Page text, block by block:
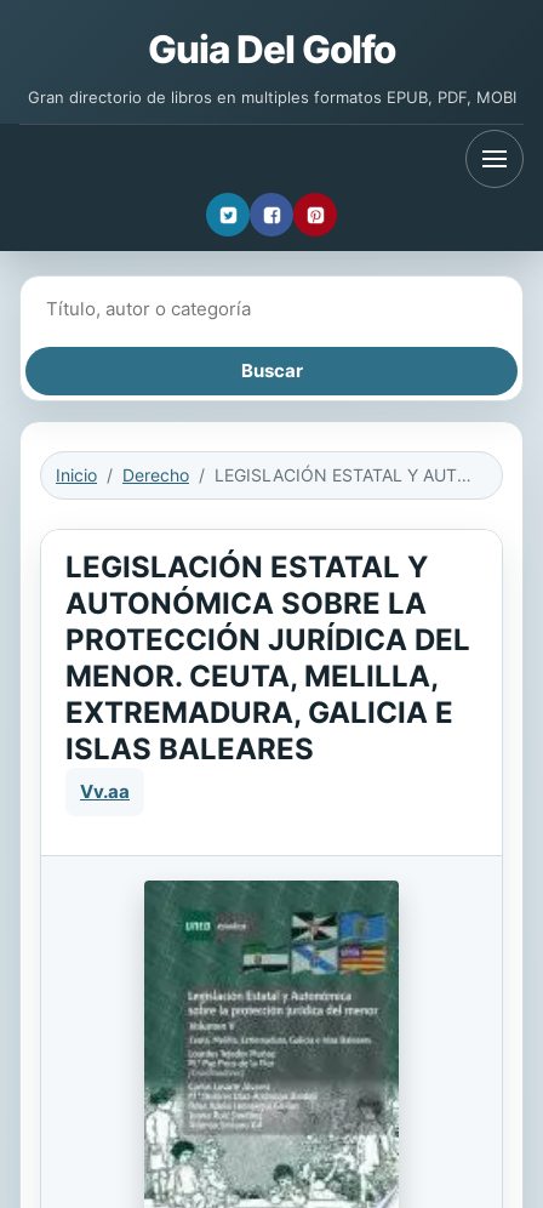
Guia Del Golfo
Gran directorio de libros en multiples formatos EPUB, PDF, MOBI
Inicio Derecho LEGISLACIÓN ESTATAL Y AUTONÓMICA SOBRE LA PROTECCIÓN JURÍDICA DEL MENOR. CEUTA, MELILLA, EXTREMADURA, GALICIA E ISLAS BALEARES
LEGISLACIÓN ESTATAL Y
AUTONÓMICA SOBRE LA
PROTECCIÓN JURÍDICA DEL
MENOR. CEUTA, MELILLA,
EXTREMADURA, GALICIA E
ISLAS BALEARES
Vv.aa